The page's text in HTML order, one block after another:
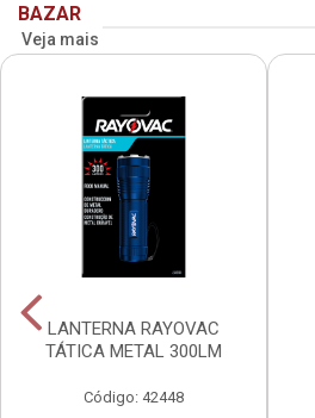
BAZAR
Veja mais
LANTERNA RAYOVAC
TÁTICA METAL 300LM
Código: 42448